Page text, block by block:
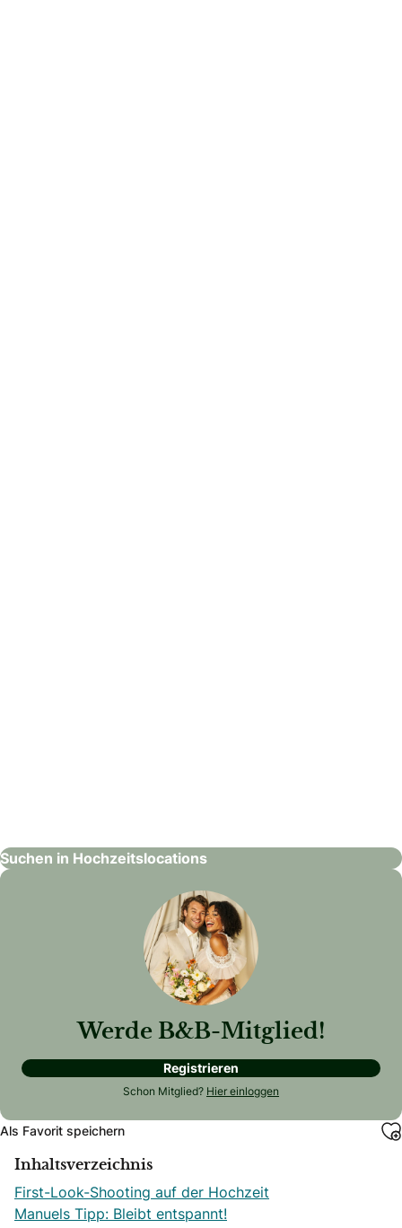
Suchen in Hochzeitslocations
Werde B&B-Mitglied!
Registrieren
Schon Mitglied? Hier einloggen
Als Favorit speichern
Inhaltsverzeichnis
First-Look-Shooting auf der Hochzeit
Manuels Tipp: Bleibt entspannt!